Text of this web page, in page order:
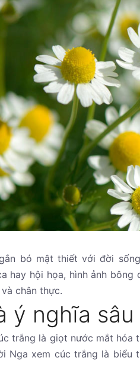
bó mật thiết với đời
hay hội họa, hình ảnh
chân thực.
ý nghĩa sâu
trắng là giọt nước mắt hóa
Nga xem cúc trắng là biểu